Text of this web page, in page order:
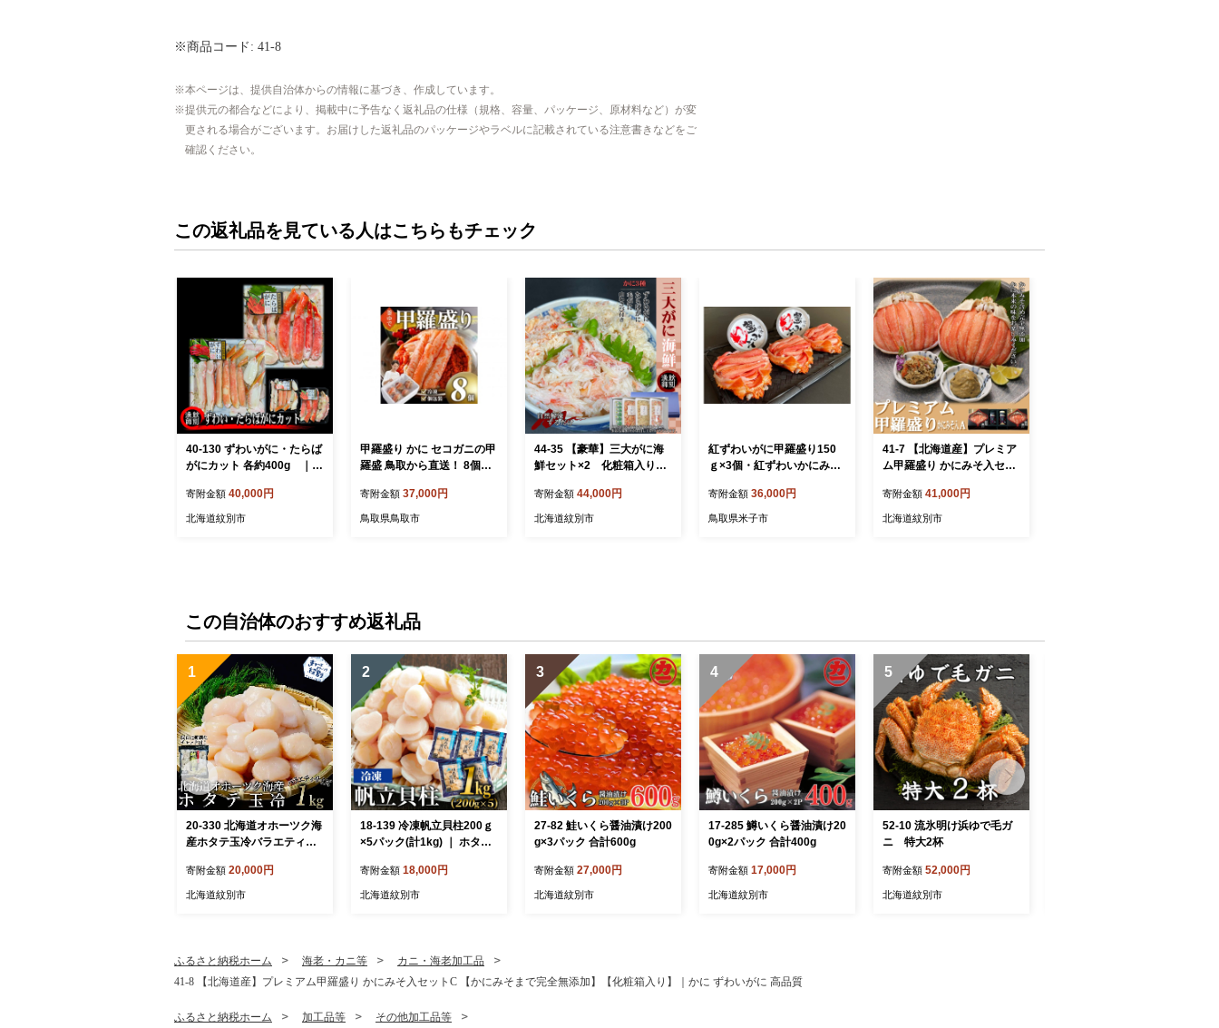
※商品コード: 41-8
本ページは、提供自治体からの情報に基づき、作成しています。
提供元の都合などにより、掲載中に予告なく返礼品の仕様（規格、容量、パッケージ、原材料など）が変
更される場合がございます。お届けした返礼品のパッケージやラベルに記載されている注意書きなどをご
確認ください。
この返礼品を見ている人はこちらもチェック
40-130 ずわいがに・たらば
がにカット 各約400g ｜無
たらばかに 高品質
寄附金額 40,000円
北海道紋別市
甲羅盛り かに セコガニの甲
羅盛 鳥取から直送！ 8個入
寄附金額 37,000円
鳥取県鳥取市
44-35 【豪華】三大がに海
鮮セット×2 化粧箱入り
に ずわいがに
寄附金額 44,000円
北海道紋別市
紅ずわいがに甲羅盛り150
ｇ×3個・紅ずわいかにみそ
寄附金額 36,000円
鳥取県米子市
41-7 【北海道産】プレミア
ム甲羅盛り かにみそ入セッ
添加】【化粧箱入り】｜か
に ずわいがに 高品質
寄附金額 41,000円
北海道紋別市
この自治体のおすすめ返礼品
1
20-330 北海道オホーツク海
産ホタテ玉冷バラエティサ
不揃い
寄附金額 20,000円
北海道紋別市
2
18-139 冷凍帆立貝柱200ｇ
×5パック(計1kg) ｜ ホタテ
寄附金額 18,000円
北海道紋別市
3
27-82 鮭いくら醤油漬け200
g×3パック 合計600g
寄附金額 27,000円
北海道紋別市
4
17-285 鱒いくら醤油漬け20
0g×2パック 合計400g
寄附金額 17,000円
北海道紋別市
5
52-10 流氷明け浜ゆで毛ガ
ニ 特大2杯
寄附金額 52,000円
北海道紋別市
ふるさと納税ホーム 海老・カニ等
カニ・海老加工品
41-8 【北海道産】プレミアム甲羅盛り かにみそ入セットC 【かにみそまで完全無添加】【化粧箱入り】｜かに ずわいがに 高品質
ふるさと納税ホーム 加工品等 その他加工品等